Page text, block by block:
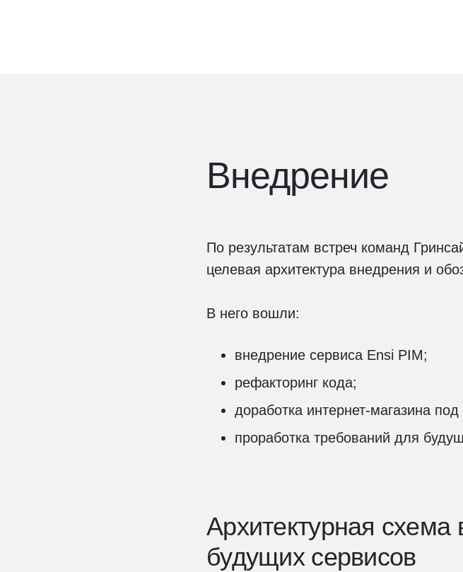
Внедрение
По результатам встреч команд
целевая архитектура внедрения и
В него вошли:
внедрение сервиса Ensi PIM;
рефакторинг кода;
доработка интернет-магазина
проработка требований для
Архитектурная схема
будущих сервисов